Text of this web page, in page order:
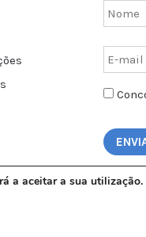
a aceitar a sua